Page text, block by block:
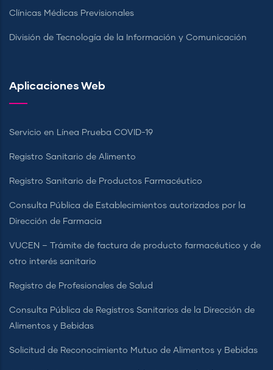
Clínicas Médicas Previsionales
División de Tecnología de la Información y Comunicación
Aplicaciones Web
Servicio en Línea Prueba COVID-19
Registro Sanitario de Alimento
Registro Sanitario de Productos Farmacéutico
Consulta Pública de Establecimientos autorizados por la
Dirección de Farmacia
VUCEN – Trámite de factura de producto farmacéutico y de
otro interés sanitario
Registro de Profesionales de Salud
Consulta Pública de Registros Sanitarios de la Dirección de
Alimentos y Bebidas
Solicitud de Reconocimiento Mutuo de Alimentos y Bebidas